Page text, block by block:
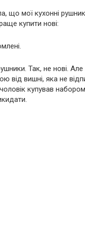
що мої кухонні
купити нові:
Так, не нові. Але
від вишні, яка не
купував